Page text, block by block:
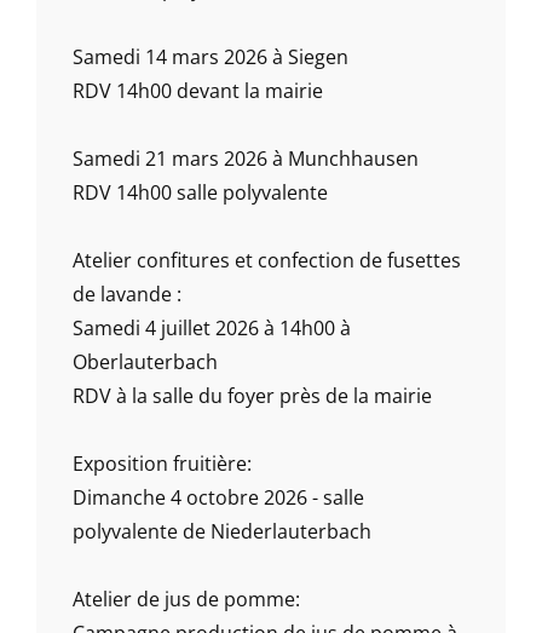
Samedi 14 mars 2026 à Siegen
RDV 14h00 devant la mairie
Samedi 21 mars 2026 à Munchhausen
RDV 14h00 salle polyvalente
Atelier confitures et confection de fusettes
de lavande :
Samedi 4 juillet 2026 à 14h00 à
Oberlauterbach
RDV à la salle du foyer près de la mairie
Exposition fruitière:
Dimanche 4 octobre 2026 - salle
polyvalente de Niederlauterbach
Atelier de jus de pomme: